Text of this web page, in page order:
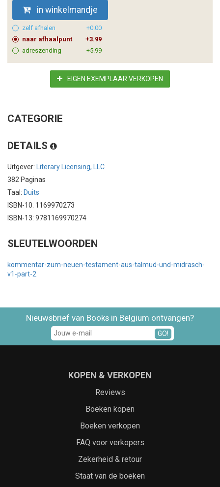
in winkelmandje
zelf afhalen
+0.00
naar afhaalpunt
+3.99
adreszending
+5.99
EIGEN EXEMPLAAR VERKOPEN
CATEGORIE
DETAILS
Uitgever:
Literary Licensing, LLC
382 Paginas
Taal: Duits
ISBN-10: 1169970273
ISBN-13: 9781169970274
SLEUTELWOORDEN
kommentar-zum-neuen-testament-aus-talmud-und-midrasch-
v1-part-2
Nieuwsbrief van Books in Belgium ontvangen?
GO!
KOPEN & VERKOPEN
Reviews
Boeken kopen
Boeken verkopen
FAQ voor verkopers
Zekerheid & retour
Staat van de boeken